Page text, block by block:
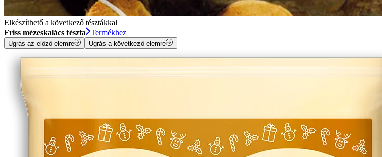
Elkészíthető a következő tésztákkal
Friss mézeskalács tészta
Termékhez
Ugrás az előző elemre Ugrás a következő elemre